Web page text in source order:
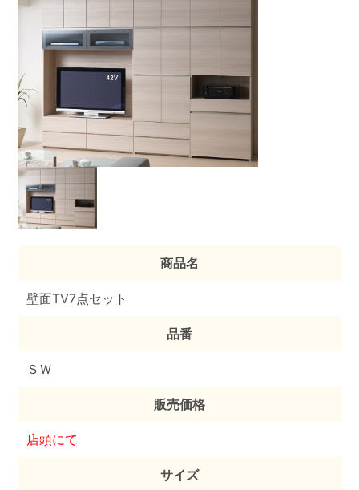
商品名
壁面TV7点セット
品番
ＳＷ
販売価格
店頭にて
サイズ